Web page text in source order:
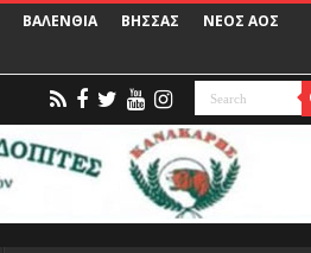
ΒΑΛΕΝΘΙΑ ΒΗΣΣΑΣ
ΝΕΟΣ ΑΟΣ